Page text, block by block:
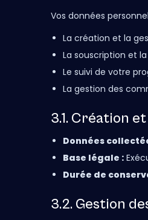
Vos données
La création et la
La souscription et
Le suivi de votre
La gestion des
3.1. Création
Données
Base légale :
Durée de
3.2. Gestion